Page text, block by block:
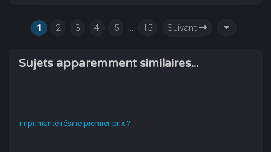
1 2 3 4 5 ... 15 Suivant
Sujets apparemment similaires...
imprimante résine premier prix ?